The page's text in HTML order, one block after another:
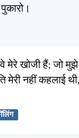
मेरे खोजी हैं; जो
मेरी नहीं कहलाई